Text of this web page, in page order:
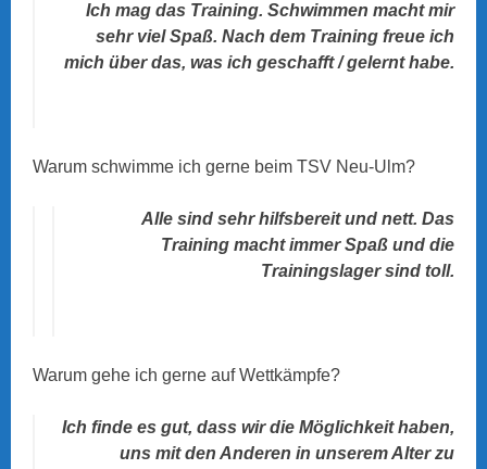
Ich mag das Training. Schwimmen macht mir
sehr viel Spaß. Nach dem Training freue ich
mich über das, was ich geschafft / gelernt habe.
Warum schwimme ich gerne beim TSV Neu-Ulm?
Alle sind sehr hilfsbereit und nett. Das
Training macht immer Spaß und die
Trainingslager sind toll.
Warum gehe ich gerne auf Wettkämpfe?
Ich finde es gut, dass wir die Möglichkeit haben,
uns mit den Anderen in unserem Alter zu